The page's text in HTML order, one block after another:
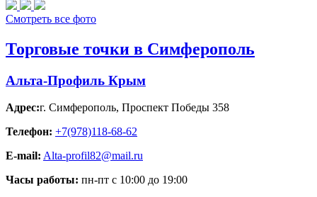
Смотреть все фото
Торговые точки в Симферополь
Альта-Профиль Крым
Адрес:г. Симферополь, Проспект Победы 358
Телефон: +7(978)118-68-62
E-mail: Alta-profil82@mail.ru
Часы работы: пн-пт с 10:00 до 19:00